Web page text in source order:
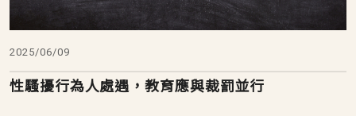
2025/06/09
性騷擾行為人處遇，教育應與裁罰並行